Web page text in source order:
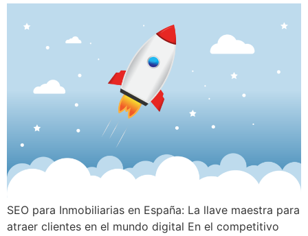
SEO para Inmobiliarias en España: La llave maestra para
atraer clientes en el mundo digital En el competitivo